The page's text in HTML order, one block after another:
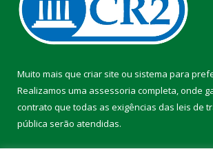
Muito mais que criar site ou sistema para
Realizamos uma assessoria completa, onde
contrato que todas as exigências das leis de
pública serão atendidas.